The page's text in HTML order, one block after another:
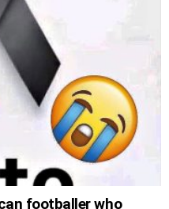
footballer who